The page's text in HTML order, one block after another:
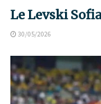
Le Levski
30/05/2026